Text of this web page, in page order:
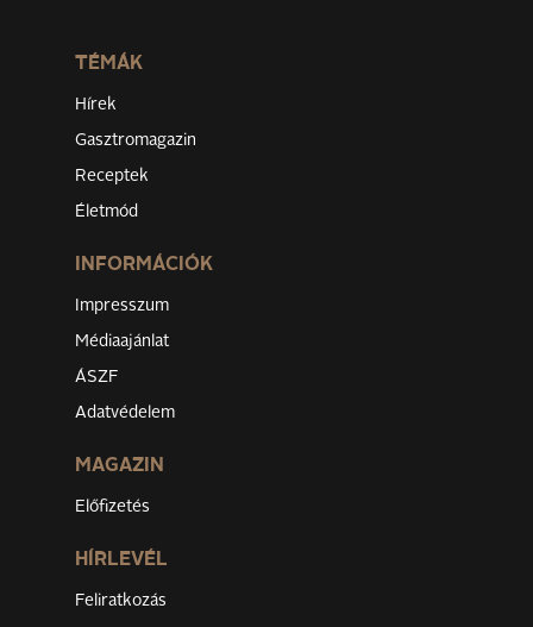
TÉMÁK
Hírek
Gasztromagazin
Receptek
Életmód
INFORMÁCIÓK
Impresszum
Médiaajánlat
ÁSZF
Adatvédelem
MAGAZIN
Előfizetés
HÍRLEVÉL
Feliratkozás